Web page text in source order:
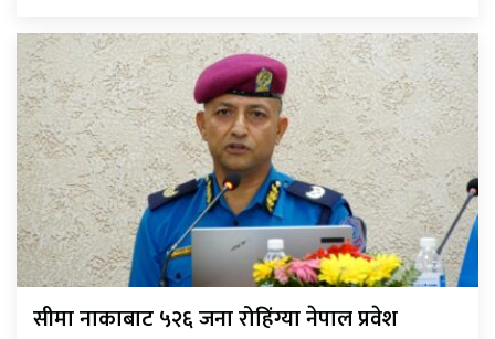
सीमा नाकाबाट ५२६ जना रोहिंग्या नेपाल प्रवेश